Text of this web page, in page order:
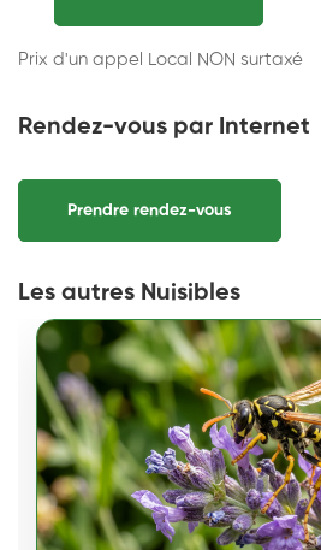
Prix d'un appel Local NON surtaxé
Rendez-vous par Internet
Prendre rendez-vous
Les autres Nuisibles